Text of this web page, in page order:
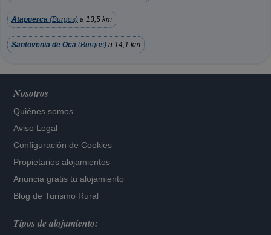
Atapuerca (Burgos) a 13,5 km
Santovenia de Oca (Burgos) a 14,1 km
Nosotros
Quiénes somos
Aviso Legal
Configuración de Cookies
Propietarios alojamientos
Anuncia gratis tu alojamiento
Blog de Turismo Rural
Tipos de alojamiento: